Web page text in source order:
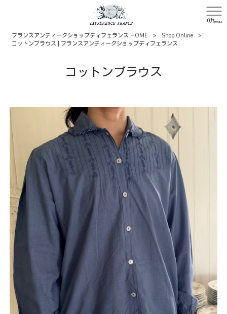
Menu
フランスアンティークショップディフェランス HOME > Shop Online
>
コットンブラウス | フランスアンティークショップディフェランス
コットンブラウス